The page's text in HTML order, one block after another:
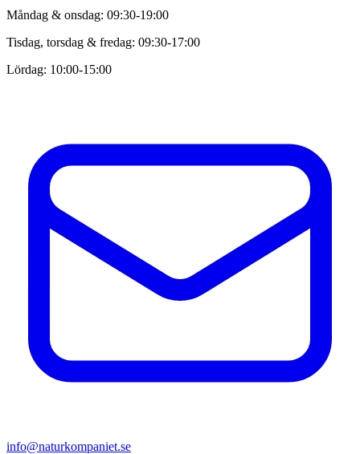
Måndag & onsdag: 09:30-19:00
Tisdag, torsdag & fredag: 09:30-17:00
Lördag: 10:00-15:00
info@naturkompaniet.se